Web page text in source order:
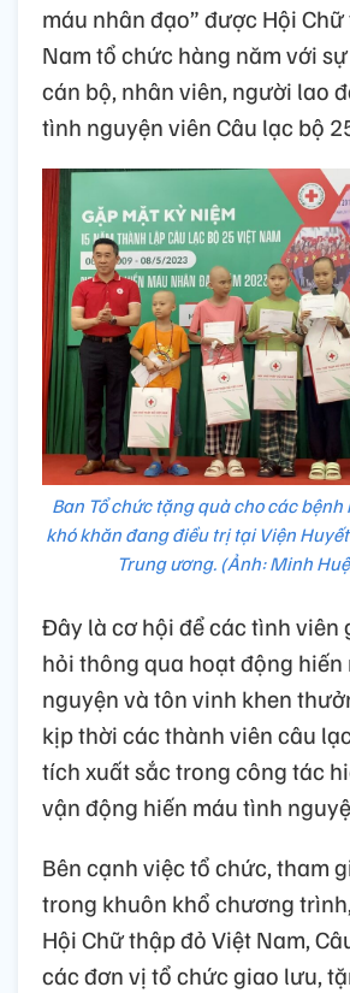
máu nhân đạo” được Hội
Nam tổ chức hàng năm với
cán bộ, nhân viên, người lao
tình nguyện viên Câu lạc bộ
Ban Tổ chức tặng quà cho các
khó khăn đang điều trị tại Viện
Trung ương. (Ảnh: Minh
Đây là cơ hội để các tình viên
hỏi thông qua hoạt động hiến
nguyện và tôn vinh khen
kịp thời các thành viên câu
tích xuất sắc trong công tác
vận động hiến máu tình
Bên cạnh việc tổ chức, tham
trong khuôn khổ chương
Hội Chữ thập đỏ Việt Nam,
các đơn vị tổ chức giao lưu,